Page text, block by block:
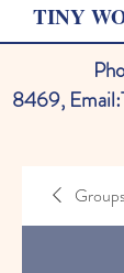
TINY
8469, Email: